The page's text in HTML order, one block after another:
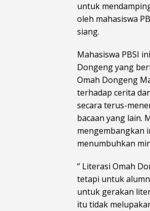
untuk
oleh mahasiswa
siang.
Mahasiswa PBSI
Dongeng yang
Omah Dongeng
terhadap cerita
secara terus-
bacaan yang lain.
mengembangkan
menumbuhkan
‘’ Literasi Omah
tetapi untuk
untuk gerakan
itu tidak